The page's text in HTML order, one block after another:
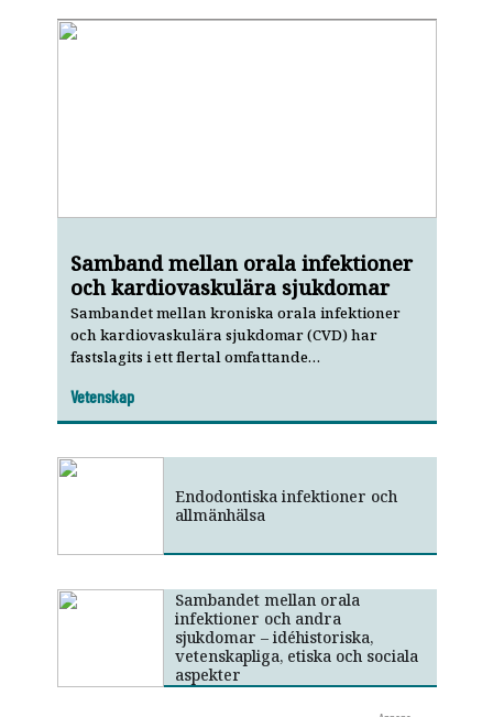
Samband mellan orala infektioner
och kardiovaskulära sjukdomar
Sambandet mellan kroniska orala infektioner
och kardiovaskulära sjukdomar (CVD) har
fastslagits i ett flertal omfattande
evidensen avser sambandet mellan parodontit
och åderförkalkning och parodontit har erkänts
parodontal behandling även gynnsamt för den
allmänna hälsan.
Vetenskap
Endodontiska infektioner och
allmänhälsa
Sambandet mellan orala
infektioner och andra
sjukdomar – idéhistoriska,
vetenskapliga, etiska och sociala
aspekter